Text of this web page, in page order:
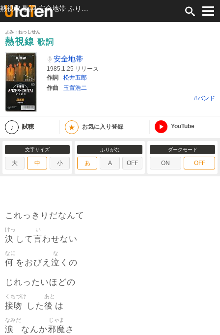
よみ：ねっしせん
熱視線 歌詞
安全地帯
1985.1.25 リリース
作詞
松井五郎
作曲
玉置浩二
#バンド
試聴 ★ お気に入り登録 YouTube
文字サイズ
大 中 小
ふりがな
あ A OFF
ダークモード
ON OFF
これっきりだなんて
決
けっ
して言
い
わせない
何
なに
をおびえ 泣
な
くの
じれったいほどの
接吻
くちづけ
した後
あと
は
涙
なみだ
なんか邪魔
じゃま
さ